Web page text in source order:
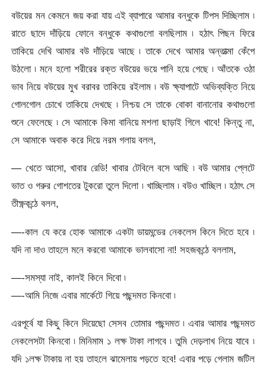
বউয়ের মন কেমনে জয় করা যায় এই ব্যাপারে আমার বন্ধুকে টিপস দিচ্ছিলাম ৷
রাতে ছাদে দাঁড়িয়ে ফোনে বন্ধুকে কথাগুলো বলছিলাম ৷ হঠাৎ পিছন ফিরে
তাকিয়ে দেখি আমার বউ দাঁড়িয়ে আছে ৷ তাকে দেখে আমার অন্তাত্মা কেঁপে
উঠলো ৷ মনে হলো শরীরের রক্ত বউয়ের ভয়ে পানি হয়ে গেছে ৷ আঁতকে ওঠা
ভাব নিয়ে বউয়ের মুখ বরাবর তাকিয়ে রইলাম ৷ বউ ক্ষ্যাপাটে অভিব্যক্তি নিয়ে
গোলগোল চোখে তাকিয়ে দেখছে ৷ নিশ্চয় সে তাকে বোকা বানানোর কথাগুলো
শুনে ফেলেছে ৷ সে আমাকে কিমা বানিয়ে মশলা ছাড়াই গিলে খাবে! কিন্তু না,
সে আমাকে অবাক করে দিয়ে নরম গলায় বলল,
— খেতে আসো, খাবার রেডি! খাবার টেবিলে বসে আছি ৷ বউ আমার প্লেটে
ভাত ও গরুর গোশতের টুকরো তুলে দিলো ৷ খাচ্ছিলাম ৷ বউও খাচ্ছিল ৷ হঠাৎ সে
তীক্ষ্ণকন্ঠে বলল,
—-কাল যে করে হোক আমাকে একটা ডায়মন্ডের নেকলেস কিনে দিতে হবে ৷
যদি না দাও তাহলে মনে করবো আমাকে ভালবাসো না! সহজকন্ঠে বললাম,
—-সমস্যা নাই, কালই কিনে দিবো ৷
—-আমি নিজে এবার মার্কেটে গিয়ে পছন্দমত কিনবো ৷
এরপূর্বে যা কিছু কিনে দিয়েছো সেসব তোমার পছন্দমত ৷ এবার আমার পছন্দমত
নেকলেসটা কিনবো ৷ মিনিমাম ১ লক্ষ টাকা লাগবে ৷ তুমি দেড়লাখ নিয়ে যাবে ৷
যদি ১লক্ষ টাকায় না হয় তাহলে ঝামেলায় পড়তে হবে! এবার পড়ে গেলাম জটিল